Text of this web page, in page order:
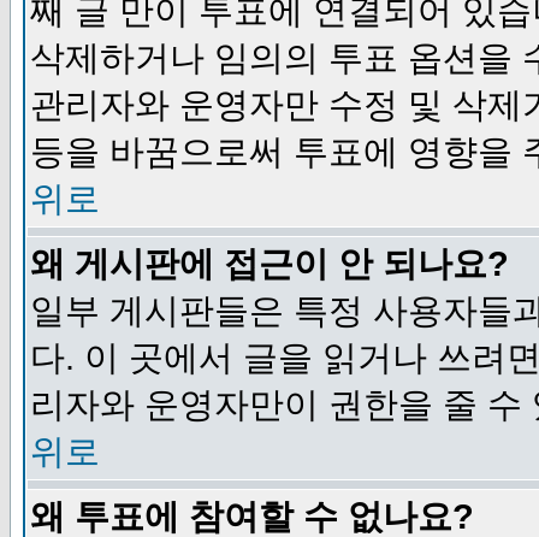
째 글 만이 투표에 연결되어 있
삭제하거나 임의의 투표 옵션을
관리자와 운영자만 수정 및 삭
등을 바꿈으로써 투표에 영향을
위로
왜 게시판에 접근이 안 되나요?
일부 게시판들은 특정 사용자들
다. 이 곳에서 글을 읽거나 쓰려
리자와 운영자만이 권한을 줄
위로
왜 투표에 참여할 수 없나요?